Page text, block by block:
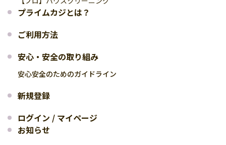
プライムカジとは？
ご利用方法
安心・安全の取り組み
安心安全のためのガイドライン
新規登録
ログイン / マイページ
お知らせ